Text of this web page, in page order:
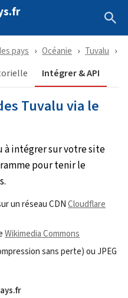
pays Océanie Tuvalu
Intégrer & API
Tuvalu via le
à intégrer sur votre site
pour tenir le
un réseau CDNCloudflare
Wikimedia Commons
sans perte) ou JPEG